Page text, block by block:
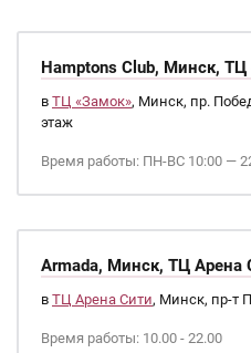
Hamptons Club, Минск, ТЦ
в ТЦ «Замок», Минск, пр.
этаж
Время работы: ПН-ВС 10:00 —
Armada, Минск, ТЦ Арена
в ТЦ Арена Сити, Минск, пр-т
Время работы: 10.00 - 22.00